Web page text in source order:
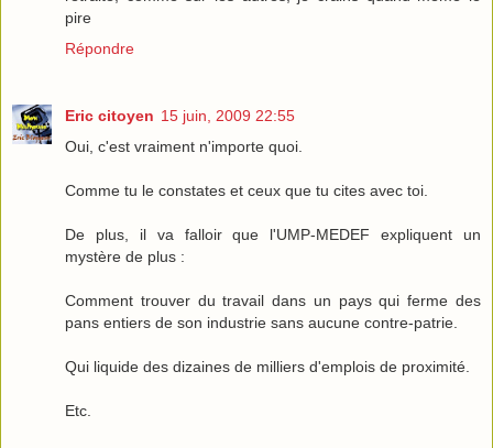
pire
Répondre
Eric citoyen 15 juin, 2009 22:55
Oui, c'est vraiment n'importe quoi.
Comme tu le constates et ceux que tu cites avec toi.
De plus, il va falloir que l'UMP-MEDEF expliquent un
mystère de plus :
Comment trouver du travail dans un pays qui ferme des
pans entiers de son industrie sans aucune contre-patrie.
Qui liquide des dizaines de milliers d'emplois de proximité.
Etc.